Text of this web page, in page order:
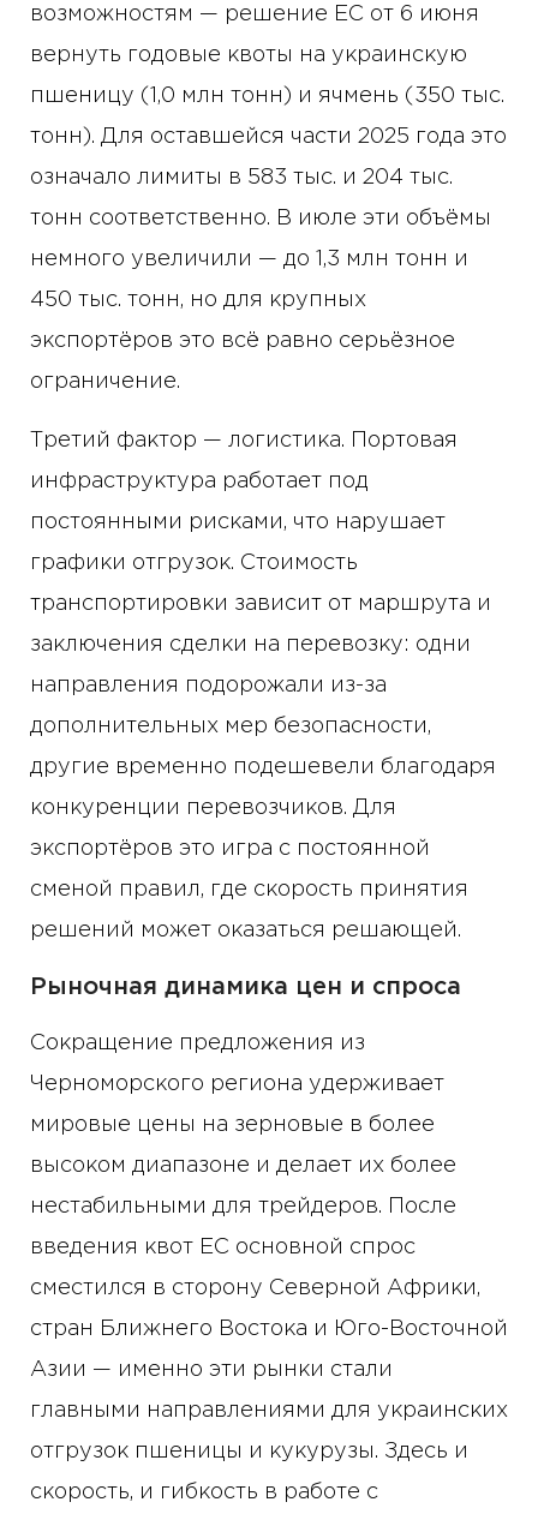
возможностям — решение ЕС от 6 июня
вернуть годовые квоты на украинскую
пшеницу (1,0 млн тонн) и ячмень (350 тыс.
тонн). Для оставшейся части 2025 года это
означало лимиты в 583 тыс. и 204 тыс.
тонн соответственно. В июле эти объёмы
немного увеличили — до 1,3 млн тонн и
450 тыс. тонн, но для крупных
экспортёров это всё равно серьёзное
ограничение.
Третий фактор — логистика. Портовая
инфраструктура работает под
постоянными рисками, что нарушает
графики отгрузок. Стоимость
транспортировки зависит от маршрута и
заключения сделки на перевозку: одни
направления подорожали из-за
дополнительных мер безопасности,
другие временно подешевели благодаря
конкуренции перевозчиков. Для
экспортёров это игра с постоянной
сменой правил, где скорость принятия
решений может оказаться решающей.
Рыночная динамика цен и спроса
Сокращение предложения из
Черноморского региона удерживает
мировые цены на зерновые в более
высоком диапазоне и делает их более
нестабильными для трейдеров. После
введения квот ЕС основной спрос
сместился в сторону Северной Африки,
стран Ближнего Востока и Юго-Восточной
Азии — именно эти рынки стали
главными направлениями для украинских
отгрузок пшеницы и кукурузы. Здесь и
скорость, и гибкость в работе с